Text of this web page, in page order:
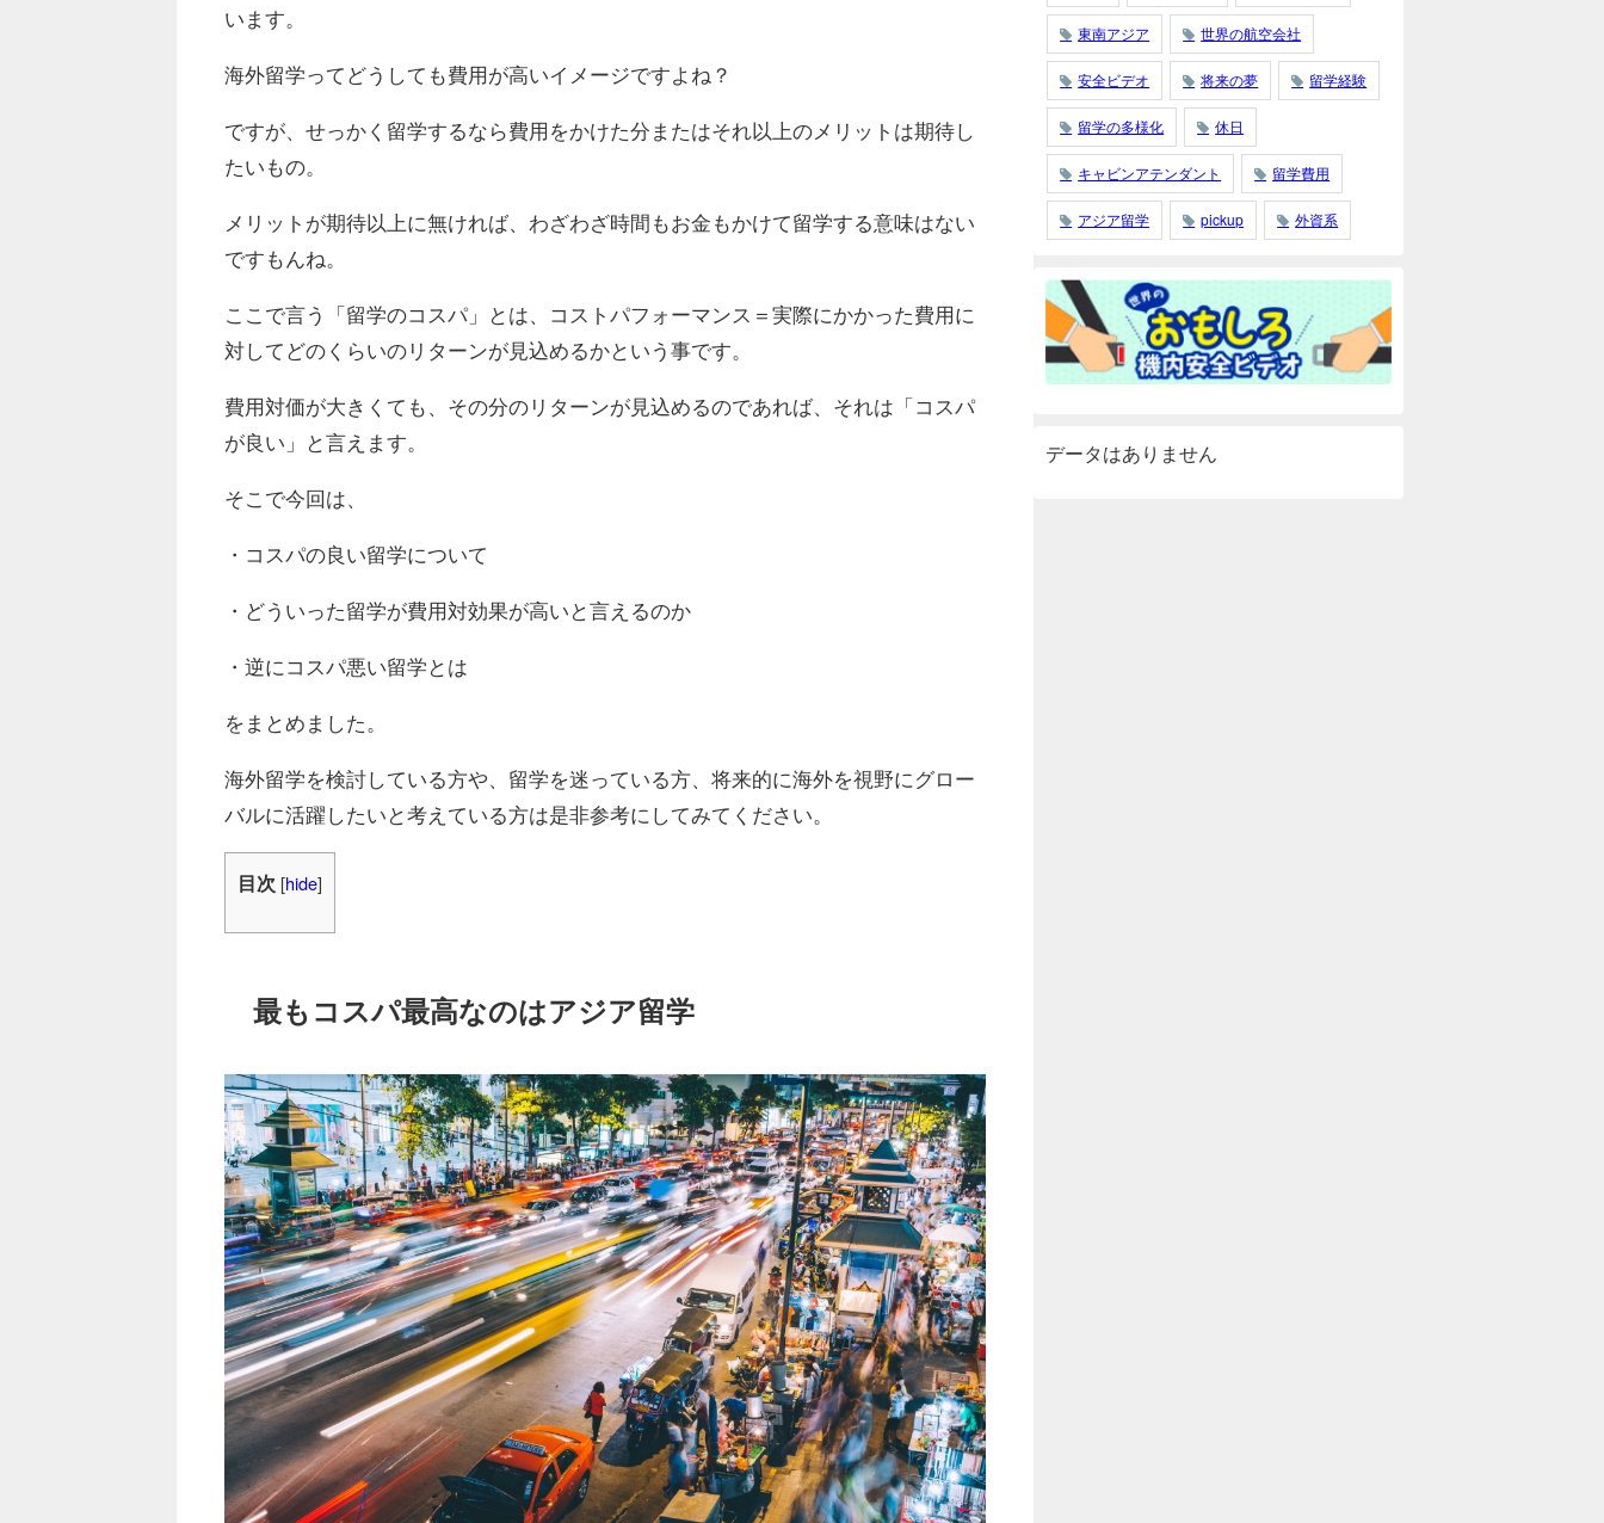
います。
海外留学ってどうしても費用が高いイメージですよね？
ですが、せっかく留学するなら費用をかけた分またはそれ以上のメリットは期待し
たいもの。
メリットが期待以上に無ければ、わざわざ時間もお金もかけて留学する意味はない
ですもんね。
ここで言う「留学のコスパ」とは、コストパフォーマンス＝実際にかかった費用に
対してどのくらいのリターンが見込めるかという事です。
費用対価が大きくても、その分のリターンが見込めるのであれば、それは「コスパ
が良い」と言えます。
そこで今回は、
・コスパの良い留学について
・どういった留学が費用対効果が高いと言えるのか
・逆にコスパ悪い留学とは
をまとめました。
海外留学を検討している方や、留学を迷っている方、将来的に海外を視野にグロー
バルに活躍したいと考えている方は是非参考にしてみてください。
目次 [hide]
最もコスパ最高なのはアジア留学
東南アジア 世界の航空会社
安全ビデオ 将来の夢 留学経験
留学の多様化 休日
キャビンアテンダント 留学費用
アジア留学 pickup 外資系
データはありません